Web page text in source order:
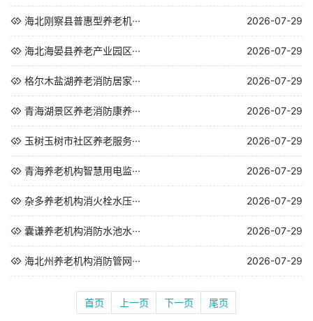
海北刚察县普惠型养老机··· 2026-07-29
海北海晏县养老产业园区··· 2026-07-29
格尔木盐湖养老消防居家··· 2026-07-29
青海湖景区养老消防康养··· 2026-07-29
玉树玉树市社区养老服务··· 2026-07-29
青海养老机构智慧用电监··· 2026-07-29
杂多养老机构消火栓水压··· 2026-07-29
囊谦养老机构消防水池水··· 2026-07-29
海北州养老机构消防管网··· 2026-07-29
首页 上一页 下一页 尾页